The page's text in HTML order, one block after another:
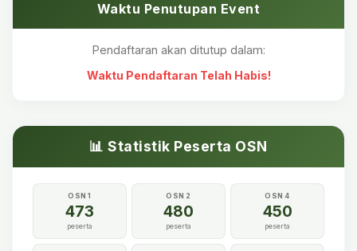
Waktu Penutupan Event
Pendaftaran akan ditutup dalam:
Waktu Pendaftaran Telah Habis!
📊 Statistik Peserta OSN
OSN 1
473
peserta
OSN 2
480
peserta
OSN 4
450
peserta